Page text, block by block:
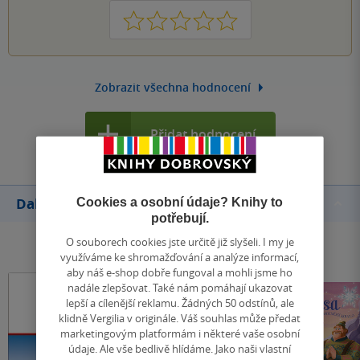
1 2 3 4 5
Zobrazit všechna hodnocení
Přidat hodnocení
Další knihy autoraCookies a osobní údaje? Knihy to
potřebují.
O souborech cookies jste určitě již slyšeli. I my je
využíváme ke shromažďování a analýze informací,
aby náš e-shop dobře fungoval a mohli jsme ho
nadále zlepšovat. Také nám pomáhají ukazovat
lepší a cílenější reklamu. Žádných 50 odstínů, ale
klidně Vergilia v originále. Váš souhlas může předat
marketingovým platformám i některé vaše osobní
údaje. Ale vše bedlivě hlídáme. Jako naši vlastní